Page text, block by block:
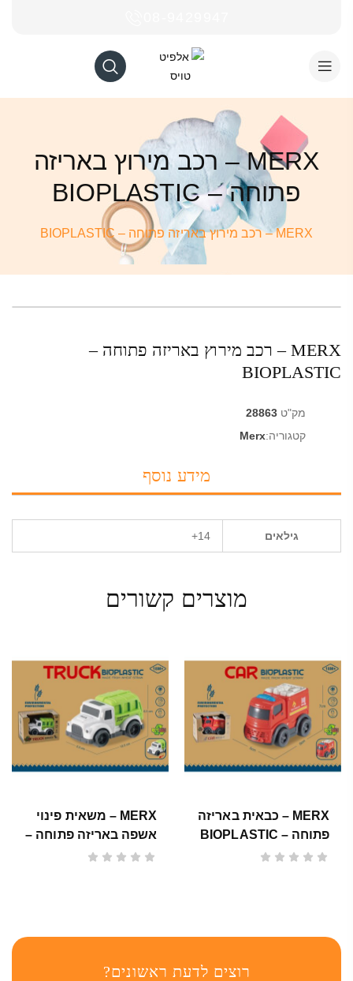
MERX – רכב מירוץ באריזה
פתוחה – BIOPLASTIC
MERX – רכב מירוץ באריזה פתוחה – BIOPLASTIC
MERX – רכב מירוץ באריזה פתוחה –
BIOPLASTIC
מק"ט 28863
קטגוריה:Merx
מידע נוסף
גילאים 14+
מוצרים קשורים
MERX – כבאית באריזה
פתוחה – BIOPLASTIC
MERX – משאית פינוי
אשפה באריזה פתוחה –
BIOPLASTIC
רוצים לדעת ראשונים?